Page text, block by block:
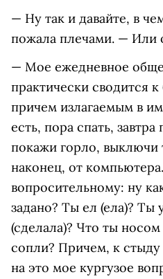
— Ну так и давайте, в
пожала плечами. — Или
— Мое ежедневное
практически сводится
причем излагаемым в
есть, пора спать,
покажи горло, выключи
наконец, от
вопросительному: ну
задано? Ты ел (ела)? Ты
(сделала)? Что ты
сопли? Причем, к
на это мое кургузое